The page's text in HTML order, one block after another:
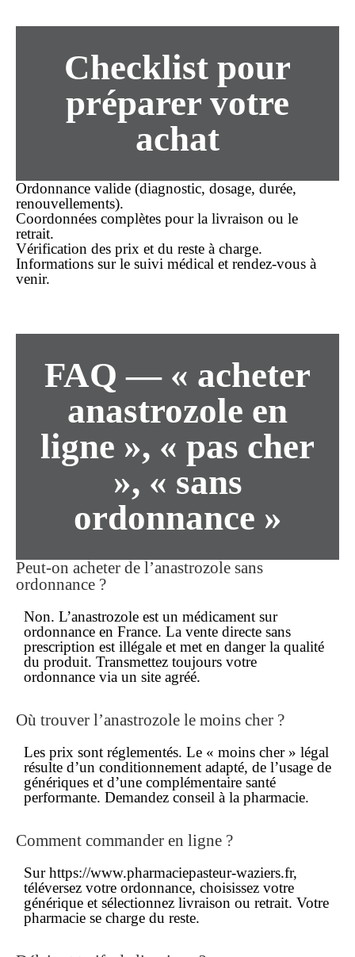
Checklist pour
préparer votre
achat
Ordonnance valide (diagnostic, dosage, durée,
renouvellements).
Coordonnées complètes pour la livraison ou le
retrait.
Vérification des prix et du reste à charge.
Informations sur le suivi médical et rendez-vous à
venir.
FAQ — « acheter
anastrozole en
ligne », « pas cher
», « sans
ordonnance »
Peut-on acheter de l’anastrozole sans
ordonnance ?
Non. L’anastrozole est un médicament sur
ordonnance en France. La vente directe sans
prescription est illégale et met en danger la qualité
du produit. Transmettez toujours votre
ordonnance via un site agréé.
Où trouver l’anastrozole le moins cher ?
Les prix sont réglementés. Le « moins cher » légal
résulte d’un conditionnement adapté, de l’usage de
génériques et d’une complémentaire santé
performante. Demandez conseil à la pharmacie.
Comment commander en ligne ?
Sur https://www.pharmaciepasteur-waziers.fr,
téléversez votre ordonnance, choisissez votre
générique et sélectionnez livraison ou retrait. Votre
pharmacie se charge du reste.